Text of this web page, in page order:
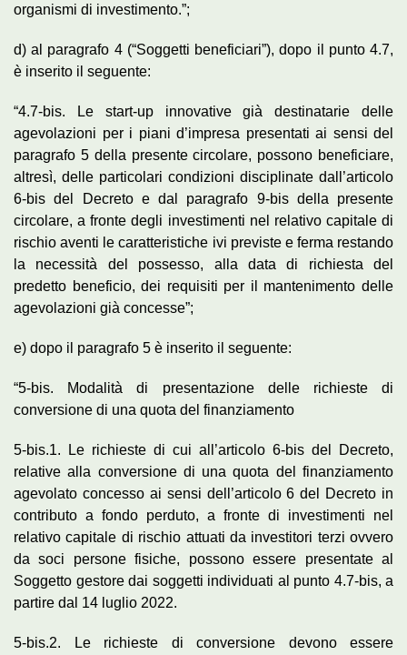
organismi di investimento.”;
d) al paragrafo 4 (“Soggetti beneficiari”), dopo il punto 4.7,
è inserito il seguente:
“4.7-bis. Le start-up innovative già destinatarie delle
agevolazioni per i piani d’impresa presentati ai sensi del
paragrafo 5 della presente circolare, possono beneficiare,
altresì, delle particolari condizioni disciplinate dall’articolo
6-bis del Decreto e dal paragrafo 9-bis della presente
circolare, a fronte degli investimenti nel relativo capitale di
rischio aventi le caratteristiche ivi previste e ferma restando
la necessità del possesso, alla data di richiesta del
predetto beneficio, dei requisiti per il mantenimento delle
agevolazioni già concesse”;
e) dopo il paragrafo 5 è inserito il seguente:
“5-bis. Modalità di presentazione delle richieste di
conversione di una quota del finanziamento
5-bis.1. Le richieste di cui all’articolo 6-bis del Decreto,
relative alla conversione di una quota del finanziamento
agevolato concesso ai sensi dell’articolo 6 del Decreto in
contributo a fondo perduto, a fronte di investimenti nel
relativo capitale di rischio attuati da investitori terzi ovvero
da soci persone fisiche, possono essere presentate al
Soggetto gestore dai soggetti individuati al punto 4.7-bis, a
partire dal 14 luglio 2022.
5-bis.2. Le richieste di conversione devono essere